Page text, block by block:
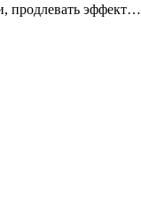
продлевать эффект…